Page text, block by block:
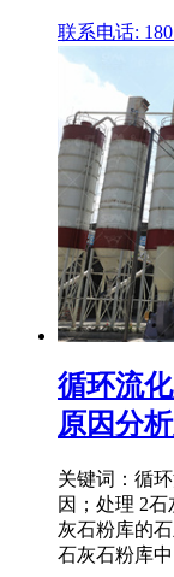
联系电话: 180
循环流
原因分
关键词：循
因；处理 2
灰石粉库的
石灰石粉库